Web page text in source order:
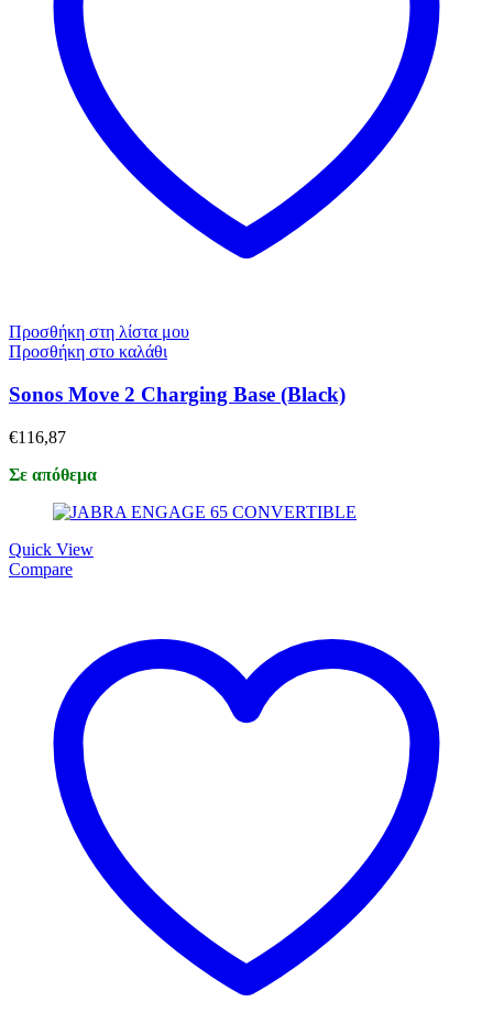
Προσθήκη στη λίστα μου
Προσθήκη στο καλάθι
Sonos Move 2 Charging Base (Black)
€116,87
Σε απόθεμα
Quick View
Compare